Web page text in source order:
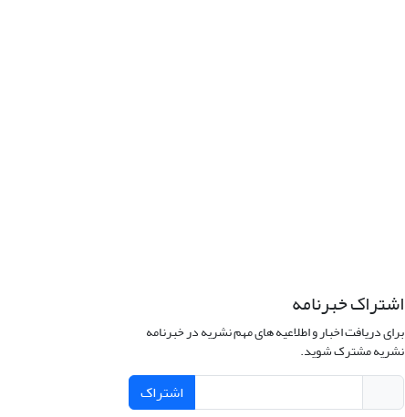
اشتراک خبرنامه
برای دریافت اخبار و اطلاعیه های مهم نشریه در خبرنامه
نشریه مشترک شوید.
اشتراک